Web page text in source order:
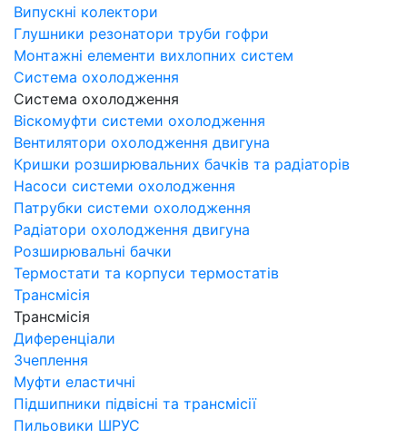
Випускні колектори
Глушники резонатори труби гофри
Монтажні елементи вихлопних систем
Система охолодження
Система охолодження
Віскомуфти системи охолодження
Вентилятори охолодження двигуна
Кришки розширювальних бачків та радіаторів
Насоси системи охолодження
Патрубки системи охолодження
Радіатори охолодження двигуна
Розширювальні бачки
Термостати та корпуси термостатів
Трансмісія
Трансмісія
Диференціали
Зчеплення
Муфти еластичні
Підшипники підвісні та трансмісії
Пильовики ШРУС